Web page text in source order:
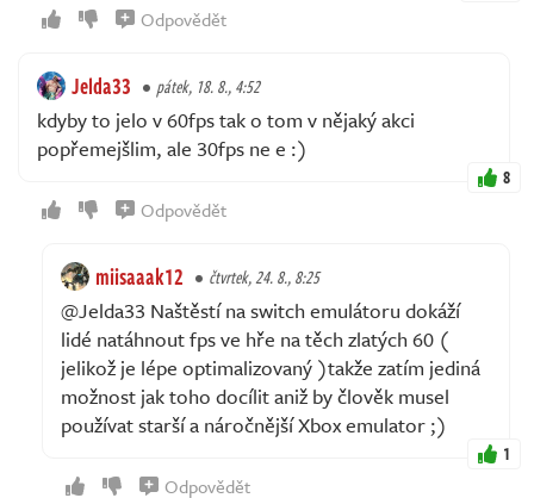
Odpovědět
Jelda33 pátek, 18. 8., 4:52
kdyby to jelo v 60fps tak o tom v nějaký akci
popřemejšlim, ale 30fps ne e :)
8
Odpovědět
miisaaak12 čtvrtek, 24. 8., 8:25
@Jelda33 Naštěstí na switch emulátoru dokáží
lidé natáhnout fps ve hře na těch zlatých 60 (
jelikož je lépe optimalizovaný )takže zatím jediná
možnost jak toho docílit aniž by člověk musel
používat starší a náročnější Xbox emulator ;)
1
Odpovědět